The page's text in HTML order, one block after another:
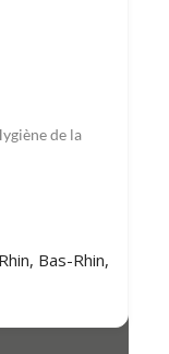
de la
Bas-Rhin,